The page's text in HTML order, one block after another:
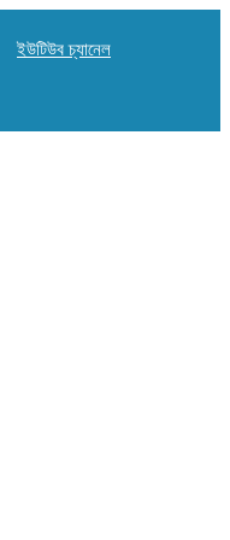
ইউটিউব চ্যানেল